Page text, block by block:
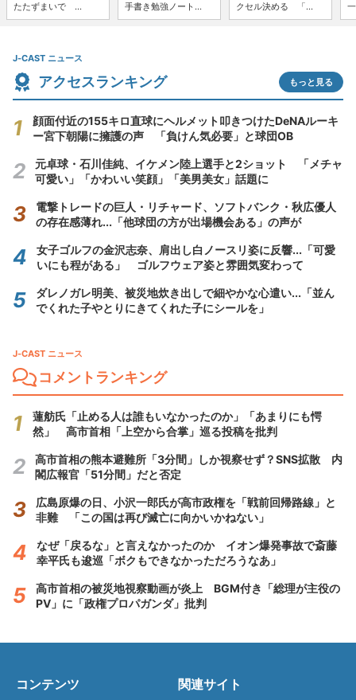
たたずまいで ...
手書き勉強ノート...
クセル決める 「...
J-CAST ニュース
アクセスランキング もっと見る
顔面付近の155キロ直球にヘルメット叩きつけたDeNAルーキ
ー宮下朝陽に擁護の声 「負けん気必要」と球団OB
元卓球・石川佳純、イケメン陸上選手と2ショット 「メチャ
可愛い」「かわいい笑顔」「美男美女」話題に
電撃トレードの巨人・リチャード、ソフトバンク・秋広優人
の存在感薄れ...「他球団の方が出場機会ある」の声が
女子ゴルフの金沢志奈、肩出し白ノースリ姿に反響...「可愛
いにも程がある」 ゴルフウェア姿と雰囲気変わって
ダレノガレ明美、被災地炊き出しで細やかな心遣い...「並ん
でくれた子やとりにきてくれた子にシールを」
J-CAST ニュース
コメントランキング
蓮舫氏「止める人は誰もいなかったのか」「あまりにも愕
然」 高市首相「上空から合掌」巡る投稿を批判
高市首相の熊本避難所「3分間」しか視察せず？SNS拡散 内
閣広報官「51分間」だと否定
広島原爆の日、小沢一郎氏が高市政権を「戦前回帰路線」と
非難 「この国は再び滅亡に向かいかねない」
なぜ「戻るな」と言えなかったのか イオン爆発事故で斎藤
幸平氏も逡巡「ボクもできなかっただろうなあ」
高市首相の被災地視察動画が炎上 BGM付き「総理が主役の
PV」に「政権プロパガンダ」批判
コンテンツ 関連サイト